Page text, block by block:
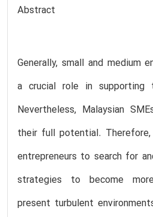
Abstract
Generally, small and medium
a crucial role in supporting
Nevertheless, Malaysian
their full potential.
entrepreneurs to search for
strategies to become
present turbulent